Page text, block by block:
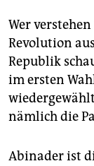
abo
genossenschaft
epaper login
Wer
Revolution
Republik
im ersten
nämlich die
Abinader ist